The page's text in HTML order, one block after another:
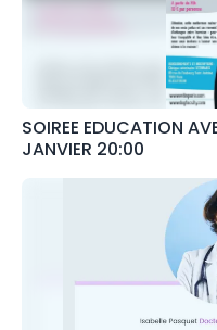
SOIREE EDUCATION
JANVIER 20:00